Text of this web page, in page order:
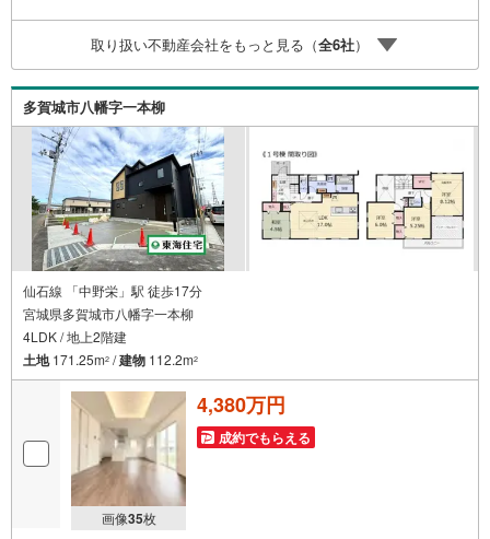
意ご説明させて頂きます。各店舗ではキッズスペースも完
備！お子様連れのご家族様で是非お越しください。営業時
間:10:00～18:00（定休日火・水曜日※店舗により変動あ
り）現地のご案内も可能ですので、どうぞお気軽にお問い
合わせください！
取り扱い不動産会社をもっと見る（全6社）
多賀城市八幡字一本柳
仙石線 「中野栄」駅 徒歩17分
宮城県多賀城市八幡字一本柳
4LDK / 地上2階建
土地171.25m2 /建物 112.2m2
画像35枚
4,380万円
成約でもらえる